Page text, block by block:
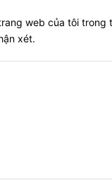
web của tôi trong
xét.